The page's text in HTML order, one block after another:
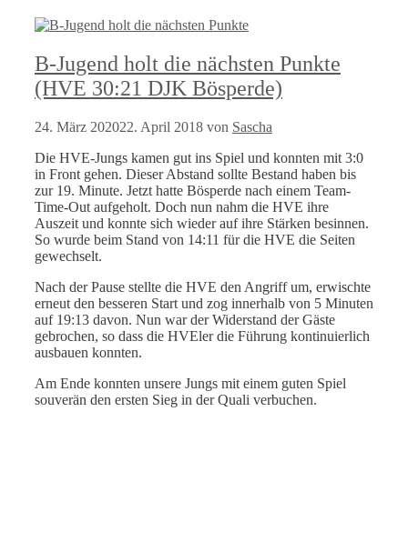
B-Jugend holt die nächsten Punkte
(HVE 30:21 DJK Bösperde)
24. März 202022. April 2018 von Sascha
Die HVE-Jungs kamen gut ins Spiel und konnten mit 3:0
in Front gehen. Dieser Abstand sollte Bestand haben bis
zur 19. Minute. Jetzt hatte Bösperde nach einem Team-
Time-Out aufgeholt. Doch nun nahm die HVE ihre
Auszeit und konnte sich wieder auf ihre Stärken besinnen.
So wurde beim Stand von 14:11 für die HVE die Seiten
gewechselt.
Nach der Pause stellte die HVE den Angriff um, erwischte
erneut den besseren Start und zog innerhalb von 5 Minuten
auf 19:13 davon. Nun war der Widerstand der Gäste
gebrochen, so dass die HVEler die Führung kontinuierlich
ausbauen konnten.
Am Ende konnten unsere Jungs mit einem guten Spiel
souverän den ersten Sieg in der Quali verbuchen.